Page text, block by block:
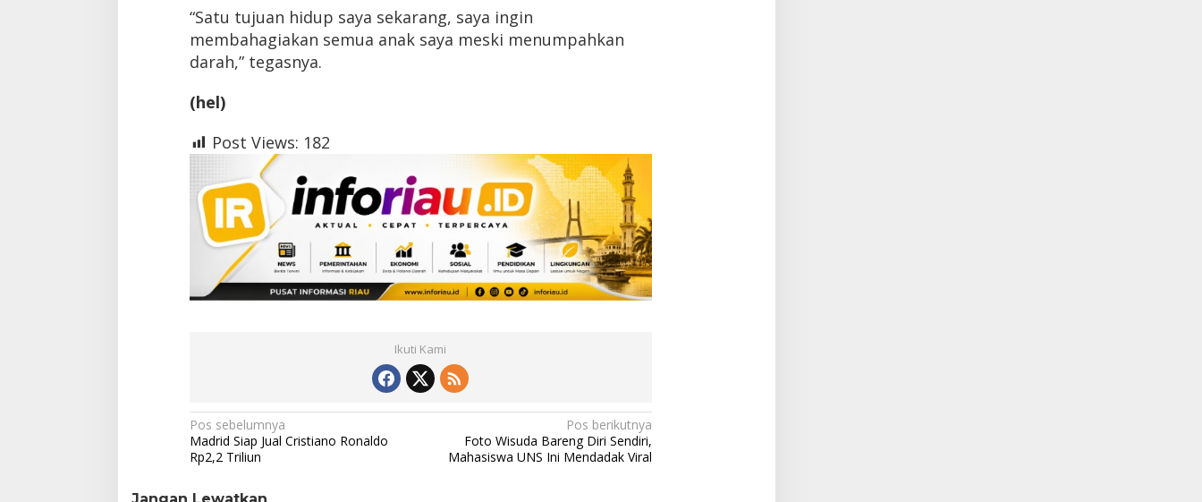
“Satu tujuan hidup saya sekarang, saya ingin
membahagiakan semua anak saya meski menumpahkan
darah,” tegasnya.
(hel)
Post Views: 182
Ikuti Kami
N
a
Pos sebelumnya
Madrid Siap Jual Cristiano Ronaldo
Rp2,2 Triliun
Pos berikutnya
Foto Wisuda Bareng Diri Sendiri,
Mahasiswa UNS Ini Mendadak Viral